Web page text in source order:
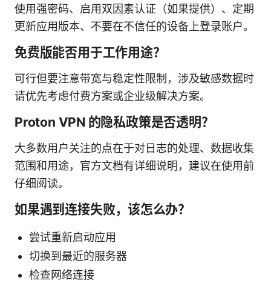
使用强密码、启用双因素认证（如果提供）、定期
更新应用版本、不要在不信任的设备上登录账户。
免费版能否用于工作用途？
可行但要注意带宽与稳定性限制，涉及敏感数据时
请优先考虑付费方案或企业级解决方案。
Proton VPN 的隐私政策是否透明？
大多数用户关注的点在于对日志的处理、数据收集
范围和用途，官方文档有详细说明，建议在使用前
仔细阅读。
如果遇到连接失败，该怎么办？
尝试重新启动应用
切换到最近的服务器
检查网络连接